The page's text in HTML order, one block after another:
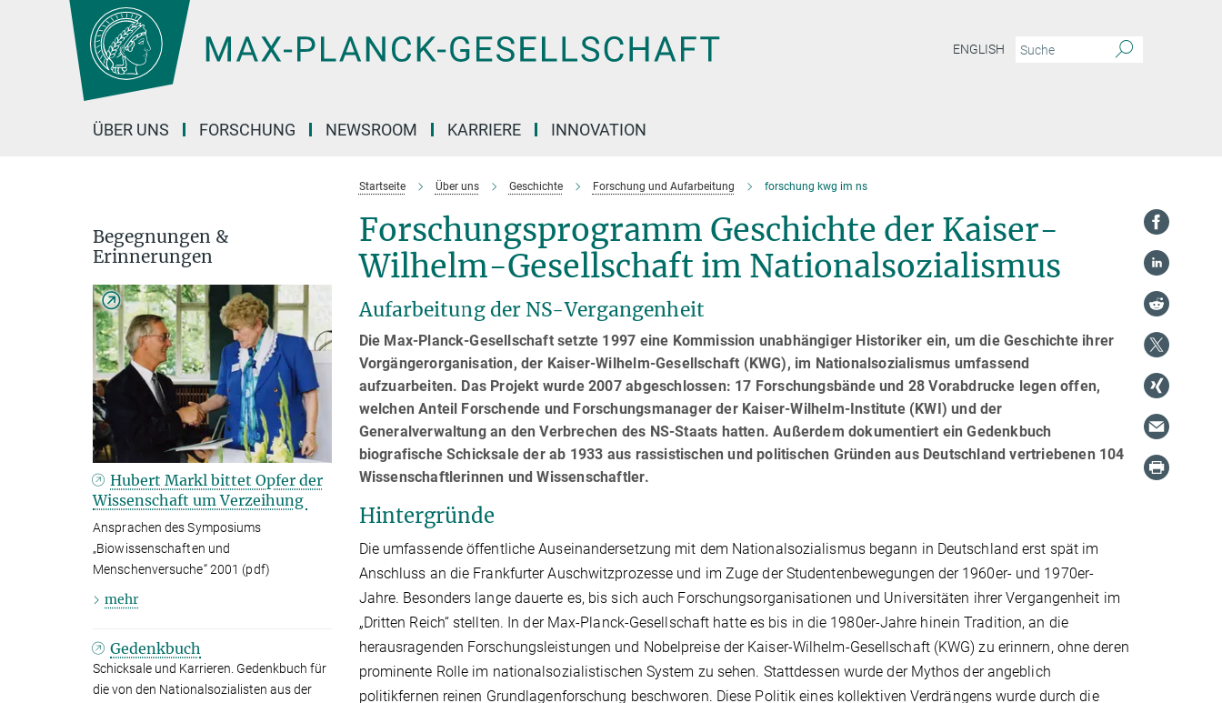
Hauptinhalt
ENGLISH
ÜBER UNS FORSCHUNG NEWSROOM KARRIERE INNOVATION
Startseite Über uns Geschichte Forschung und Aufarbeitung forschung kwg im ns
Forschungsprogramm Geschichte der Kaiser-
Wilhelm-Gesellschaft im Nationalsozialismus
Aufarbeitung der NS-Vergangenheit
Die Max-Planck-Gesellschaft setzte 1997 eine Kommission unabhängiger Historiker ein, um die Geschichte ihrer
Vorgängerorganisation, der Kaiser-Wilhelm-Gesellschaft (KWG), im Nationalsozialismus umfassend
aufzuarbeiten. Das Projekt wurde 2007 abgeschlossen: 17 Forschungsbände und 28 Vorabdrucke legen offen,
welchen Anteil Forschende und Forschungsmanager der Kaiser-Wilhelm-Institute (KWI) und der
Generalverwaltung an den Verbrechen des NS-Staats hatten. Außerdem dokumentiert ein Gedenkbuch
biografische Schicksale der ab 1933 aus rassistischen und politischen Gründen aus Deutschland vertriebenen 104
Wissenschaftlerinnen und Wissenschaftler.
Hintergründe
Die umfassende öffentliche Auseinandersetzung mit dem Nationalsozialismus begann in Deutschland erst spät im
Anschluss an die Frankfurter Auschwitzprozesse und im Zuge der Studentenbewegungen der 1960er- und 1970er-
Jahre. Besonders lange dauerte es, bis sich auch Forschungsorganisationen und Universitäten ihrer Vergangenheit im
„Dritten Reich“ stellten. In der Max-Planck-Gesellschaft hatte es bis in die 1980er-Jahre hinein Tradition, an die
herausragenden Forschungsleistungen und Nobelpreise der Kaiser-Wilhelm-Gesellschaft (KWG) zu erinnern, ohne deren
prominente Rolle im nationalsozialistischen System zu sehen. Stattdessen wurde der Mythos der angeblich
politikfernen reinen Grundlagenforschung beschworen. Diese Politik eines kollektiven Verdrängens wurde durch die
Begegnungen &
Erinnerungen
Hubert Markl bittet Opfer der
Wissenschaft um Verzeihung
Ansprachen des Symposiums
„Biowissenschaften und
Menschenversuche“ 2001 (pdf)
mehr
Gedenkbuch
Schicksale und Karrieren. Gedenkbuch für
die von den Nationalsozialisten aus der